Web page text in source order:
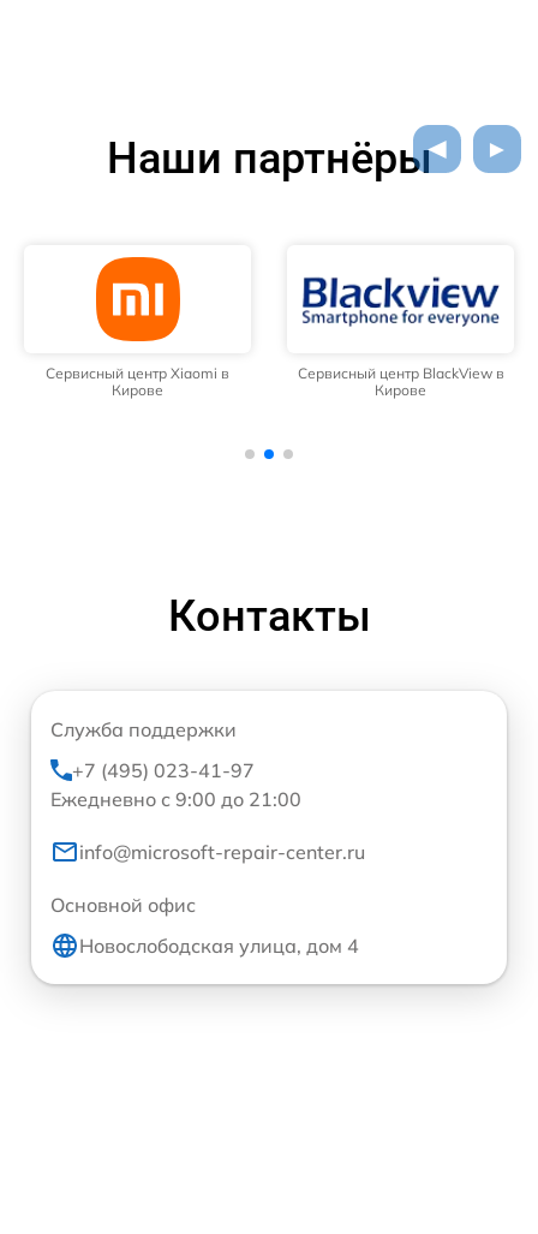
Наши партнёры
Сервисный центр Xiaomi в
Кирове
Сервисный центр BlackView в
Кирове
Контакты
Служба поддержки
+7 (495) 023-41-97
Ежедневно с 9:00 до 21:00
info@microsoft-repair-center.ru
Основной офис
Новослободская улица, дом 4